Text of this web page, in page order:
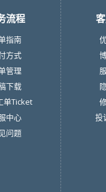
流程
指南
方式
管理
下载
单Ticket
中心
问题
投